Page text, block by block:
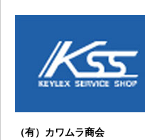
（有）カワムラ商会